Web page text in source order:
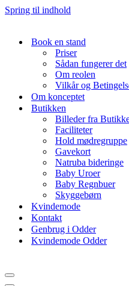
Spring til indhold
Book en stand
Priser
Sådan fungerer det
Om reolen
Vilkår og
Om konceptet
Butikken
Billeder fra
Faciliteter
Hold mødregruppe
Gavekort
Natruba bideringe
Baby Uroer
Baby Regnbuer
Skyggebørn
Kvindemode
Kontakt
Genbrug i Odder
Kvindemode Odder
Navigation